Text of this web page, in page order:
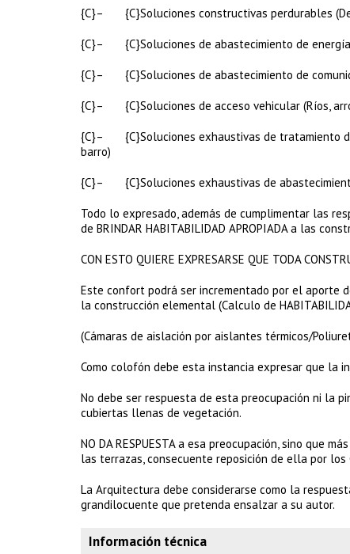
{C}– {C}Soluciones constructivas perdurables
{C}– {C}Soluciones de abastecimiento de
{C}– {C}Soluciones de abastecimiento de
{C}– {C}Soluciones de acceso vehicular (Ríos,
{C}– {C}Soluciones exhaustivas de tratamiento
barro)
{C}– {C}Soluciones exhaustivas de
Todo lo expresado, además de cumplimentar las
de BRINDAR HABITABILIDAD APROPIADA a las
CON ESTO QUIERE EXPRESARSE QUE TODA
Este confort podrá ser incrementado por el aporte
la construcción elemental (Calculo de
(Cámaras de aislación por aislantes térmicos/
Como colofón debe esta instancia expresar que la
No debe ser respuesta de esta preocupación ni la
cubiertas llenas de vegetación.
NO DA RESPUESTA a esa preocupación, sino que
las terrazas, consecuente reposición de ella por
La Arquitectura debe considerarse como la
grandilocuente que pretenda ensalzar a su autor.
Información técnica